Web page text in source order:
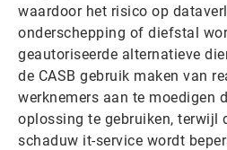
waardoor het risico op
onderschepping of diefstal
geautoriseerde alternatieve
de CASB gebruik maken van
werknemers aan te moedigen
oplossing te gebruiken, terwijl
schaduw it-service wordt